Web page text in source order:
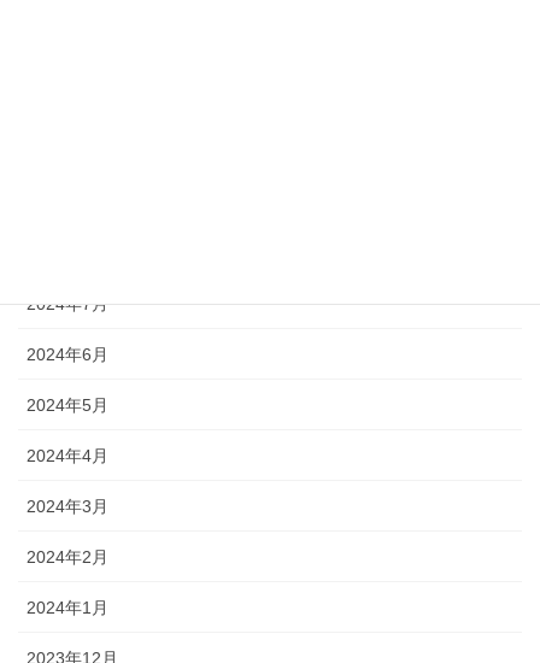
2024年7月
2024年6月
2024年5月
2024年4月
2024年3月
2024年2月
2024年1月
2023年12月